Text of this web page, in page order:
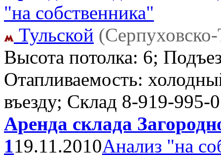
"на собственника"
Тульской
Высота потолка: 6;
Отапливаемость:
въезду; Склад 8-919-995-
Аренда склада
119.11.2010Анализ "на